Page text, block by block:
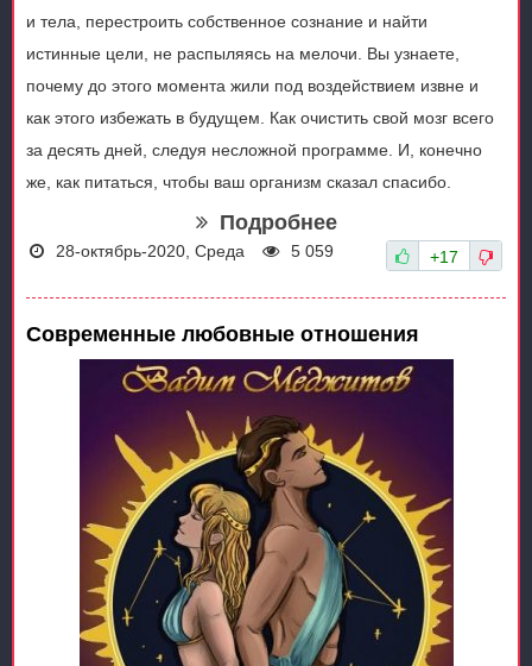
и тела, перестроить собственное сознание и найти
истинные цели, не распыляясь на мелочи. Вы узнаете,
почему до этого момента жили под воздействием извне и
как этого избежать в будущем. Как очистить свой мозг всего
за десять дней, следуя несложной программе. И, конечно
же, как питаться, чтобы ваш организм сказал спасибо.
Подробнее
28-октябрь-2020, Среда 5 059 +17
Современные любовные отношения